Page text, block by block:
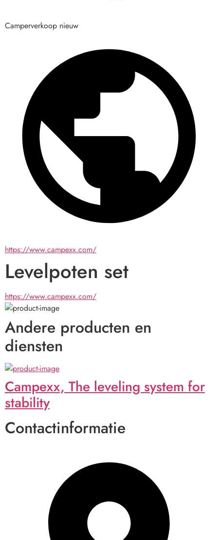
Camperverkoop nieuw
https://www.campexx.com/
Levelpoten set
https://www.campexx.com/
Andere producten en
diensten
Campexx, The leveling system for
stability
Contactinformatie